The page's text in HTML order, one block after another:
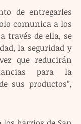
de entregarles
comunica a los
través de ella, se
la seguridad y
que reducirán
para la
sus productos”,